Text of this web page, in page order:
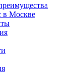
в Москве